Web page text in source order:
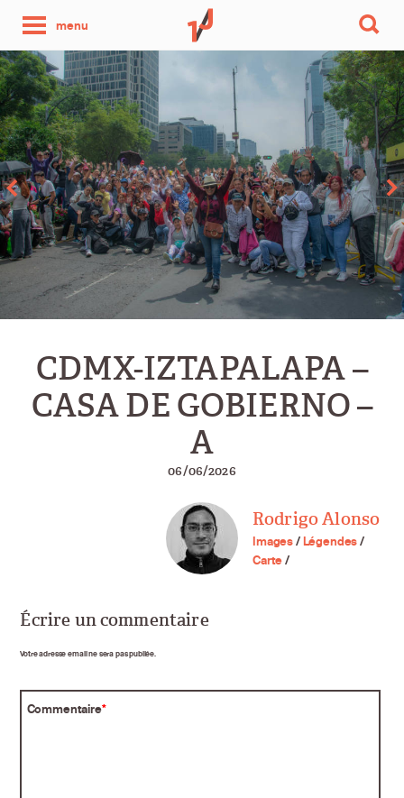
menu
photo
par
jour
CDMX-IZTAPALAPA –
CASA DE GOBIERNO –
A
06/06/2026
Rodrigo Alonso
Images/Légendes/
Carte/
Écrire un commentaire
Votre adresse email ne sera pas publiée.
Commentaire*